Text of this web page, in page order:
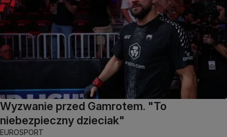
Wyzwanie przed Gamrotem. "To
niebezpieczny dzieciak"
EUROSPORT